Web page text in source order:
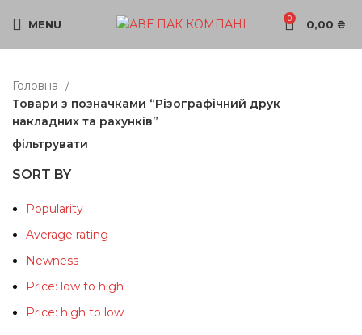
MENU 0 0,00 ₴
Головна
Товари з позначками “Різографічний друк
накладних та рахунків”
фільтрувати
SORT BY
Popularity
Average rating
Newness
Price: low to high
Price: high to low